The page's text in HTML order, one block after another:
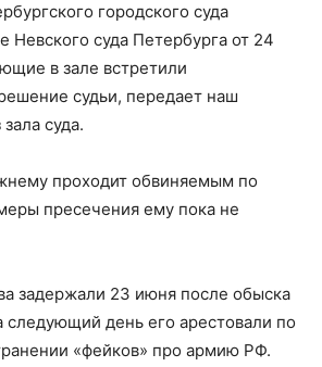
городского суда
Невского суда Петербурга от 24
в зале встретили
судьи, передает наш
суда.
проходит обвиняемым по
пресечения ему пока не
задержали 23 июня после обыска
следующий день его арестовали по
«фейков» про армию РФ.